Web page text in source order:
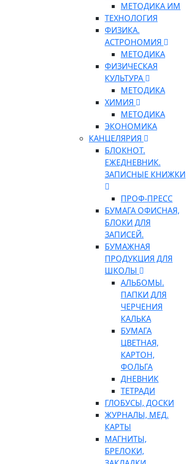
МЕТОДИКА ИМ
ТЕХНОЛОГИЯ
ФИЗИКА.
АСТРОНОМИЯ
МЕТОДИКА
ФИЗИЧЕСКАЯ
КУЛЬТУРА
МЕТОДИКА
ХИМИЯ
МЕТОДИКА
ЭКОНОМИКА
КАНЦЕЛЯРИЯ
БЛОКНОТ.
ЕЖЕДНЕВНИК.
ЗАПИСНЫЕ КНИЖКИ
ПРОФ-ПРЕСС
БУМАГА ОФИСНАЯ,
БЛОКИ ДЛЯ
ЗАПИСЕЙ.
БУМАЖНАЯ
ПРОДУКЦИЯ ДЛЯ
ШКОЛЫ
АЛЬБОМЫ.
ПАПКИ ДЛЯ
ЧЕРЧЕНИЯ
КАЛЬКА
БУМАГА
ЦВЕТНАЯ,
КАРТОН,
ФОЛЬГА
ДНЕВНИК
ТЕТРАДИ
ГЛОБУСЫ, ДОСКИ
ЖУРНАЛЫ, МЕД.
КАРТЫ
МАГНИТЫ,
БРЕЛОКИ,